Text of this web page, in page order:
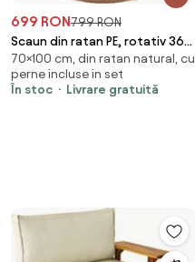
699 RON799 RON
Scaun din ratan PE, rotativ 360
grade, perna Bej– Relaxare
premium pentru grădina ta
70×100 cm, din ratan natural, cu
perne incluse in set
În stoc
Livrare gratuită